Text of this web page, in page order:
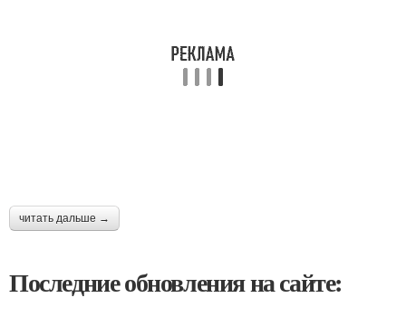
читать дальше →
Последние обновления на сайте: